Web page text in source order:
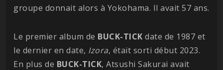
groupe donnait alors à Yokohama. Il avait 57 ans.
Le premier album de BUCK-TICK date de 1987 et
le dernier en date, Izora, était sorti début 2023.
En plus de BUCK-TICK, Atsushi Sakurai avait